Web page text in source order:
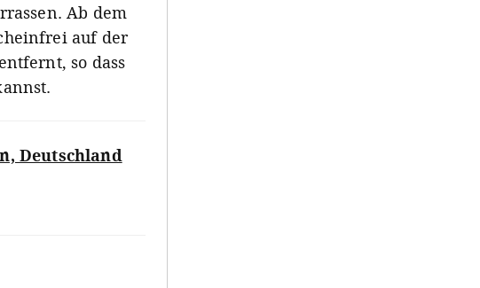
Ab dem
auf der
so dass
Deutschland